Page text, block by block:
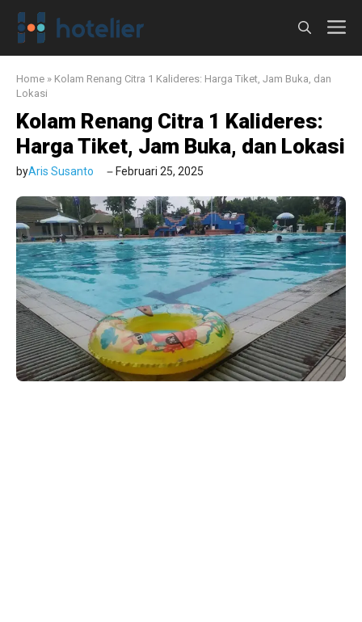
Langsung
Home » Kolam Renang Citra 1 Kalideres: Harga Tiket, Jam Buka, dan
Lokasi
Kolam Renang Citra 1 Kalideres:
Harga Tiket, Jam Buka, dan Lokasi
byAris Susanto Februari 25, 2025